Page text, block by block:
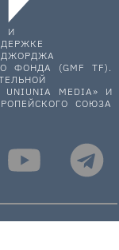
И
ФОНДА (GMF TF).
MEDIA» И
СОЮЗА